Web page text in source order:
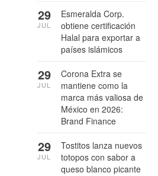
Esmeralda Corp.
obtiene certificación
Halal para exportar a
países islámicos
29
JUL
Corona Extra se
mantiene como la
marca más valiosa de
México en 2026:
Brand Finance
29
JUL
Tostitos lanza nuevos
totopos con sabor a
queso blanco picante
29
JUL